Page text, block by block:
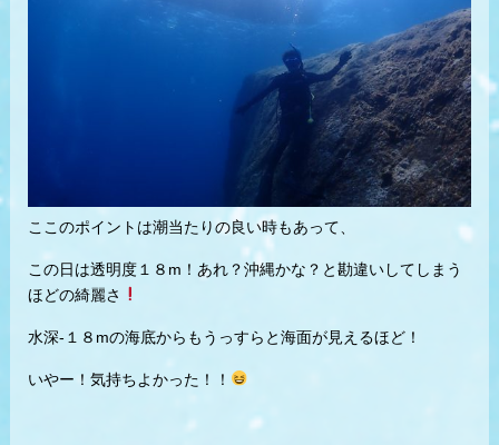
ここのポイントは潮当たりの良い時もあって、
この日は透明度１８m！あれ？沖縄かな？と勘違いしてしまう
ほどの綺麗さ
水深-１８mの海底からもうっすらと海面が見えるほど！
いやー！気持ちよかった！！